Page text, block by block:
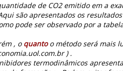
de CO2 emitido em a
são apresentados os
pode ser observado por a
, o quantoo método será mais
) .
termodinâmicos